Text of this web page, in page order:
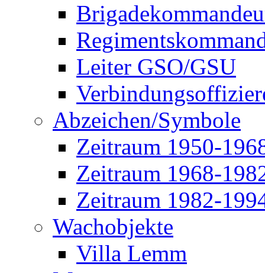
Leiter GSO/GSU
Abzeichen/Symbole
Zeitraum 1950-
Zeitraum 1968-
Zeitraum 1982-
Wachobjekte
Villa Lemm